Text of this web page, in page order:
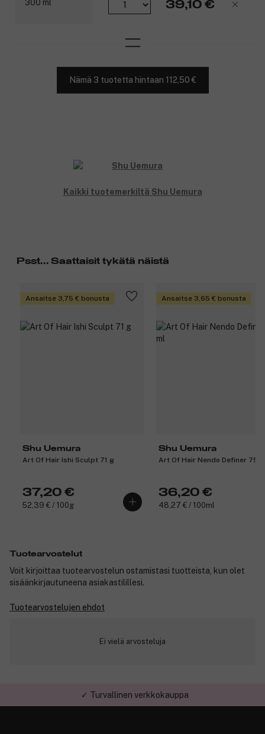
39,10 €
Nämä 3 tuotetta hintaan 112,50 €
Kaikki tuotemerkiltä Shu Uemura
Psst... Saattaisit tykätä näistä
Ansaitse 3,75 € bonusta
Shu Uemura
Art Of Hair Ishi Sculpt 71 g
37,20 €
52,39 € / 100g
Ansaitse 3,65 € bonusta
Shu Uemura
Art Of Hair Nendo Definer 75
36,20 €
48,27 € / 100ml
Tuotearvostelut
Voit kirjoittaa tuotearvostelun ostamistasi tuotteista, kun olet
sisäänkirjautuneena asiakastilillesi.
Tuotearvostelujen ehdot
Ei vielä arvosteluja
✓ Turvallinen verkkokauppa